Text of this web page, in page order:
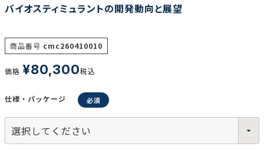
リセット
バイオスティミュラントの開発動向と展望
商品番号 cmc260410010
価格 ¥80,300税込
仕様・パッケージ